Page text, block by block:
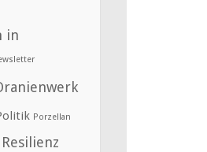
in
Porzellan
Resilienz